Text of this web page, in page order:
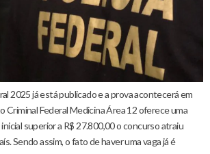
2025 já está publicado e a prova acontecerá em
Criminal Federal Medicina Área 12 oferece uma
superior a R$ 27.800,00 o concurso atraiu
Sendo assim, o fato de haver uma vaga já é